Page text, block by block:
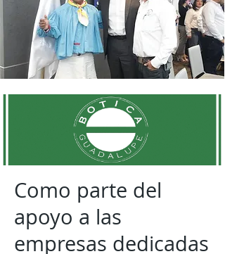
Como parte del
apoyo a las
empresas dedicadas